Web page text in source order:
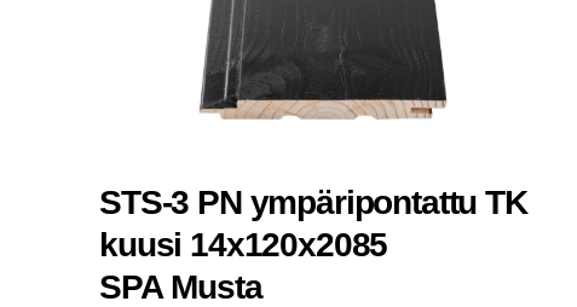
STS‑3 PN ympä­ri­pon­tat­tu TK
kuusi 14x120x2085
SPA Musta